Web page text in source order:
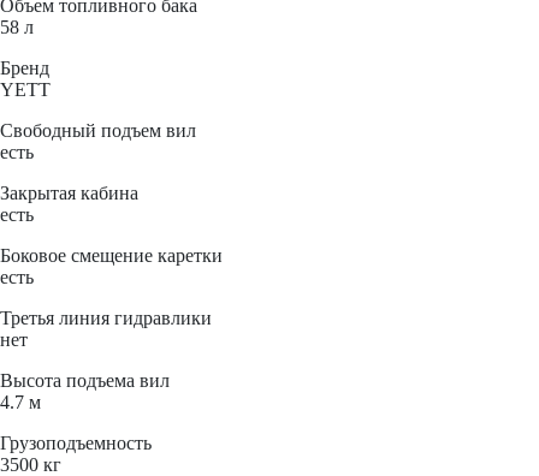
Объем топливного бака
58 л
Бренд
YETT
Свободный подъем вил
есть
Закрытая кабина
есть
Боковое смещение каретки
есть
Третья линия гидравлики
нет
Высота подъема вил
4.7 м
Грузоподъемность
3500 кг